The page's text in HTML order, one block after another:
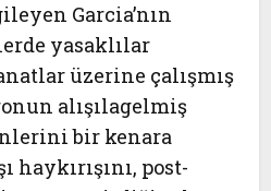
Garcia’nın
yasaklılar
üzerine çalışmış
alışılagelmiş
bir kenara
haykırışını, post-